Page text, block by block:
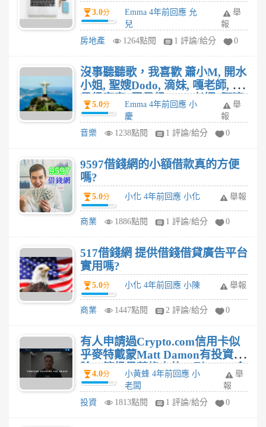
3.0分
Emma 4年前回應 允
兒
舉
報
房地產
1264點閱 1 評論/給分 0
沒事聽聽歌，我喜歡 蕭小M, 開水
小姐, 聖嫂Dodo, 滴妹, 嘎老師, 眾
量級家寧, 眾量級Andy老師, 阿滴,
聖結石, 林辰, 丁特, 施語庭, 陳彥
婷, 林進, 小A辣, Aries 艾瑞絲, 泡
麵, 胖虎, 葉公, 黃氏兄弟瑋瑋, 壽
(Tomorrow Will Be Better) -
Cover 真好聽，我給的評價很
高。
5.0分
Emma 4年前回應 小
慶
舉
報
音樂
1238點閱 1 評論/給分 0
9597借錢網的小額借款真的方便
嗎?
5.0分 小化 4年前回應 小化 舉報
商業 1886點閱 1 評論/給分 0
517借錢網 提供借錢借貸廣告平台
實用嗎?
5.0分 小化 4年前回應 小陳 舉報
商業 1447點閱 2 評論/給分 0
有人申請過Crypto.com信用卡似
乎麥特戴蒙Matt Damon有投資秀
臉，等級是藍綠卡的，刷netflix會
過嗎，真的netflix、spotify免費?
4.0分
小黃蜂 4年前回應 小
老闆
舉
報
投資
1813點閱 1 評論/給分 0